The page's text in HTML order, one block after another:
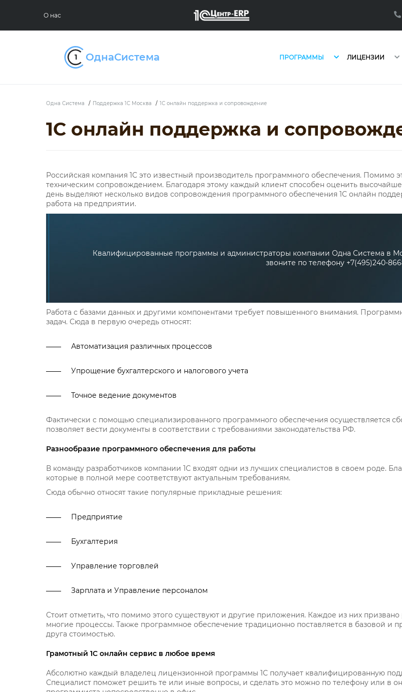
О нас
ПРОГРАММЫ ЛИЦЕНЗИИ
Одна Система / Поддержка 1С Москва / 1С онлайн поддержка и сопровождение
1С онлайн поддержка и
Российская компания 1С это известный производитель программного обеспечения. Помимо
техническим сопровождением. Благодаря этому каждый клиент способен оценить
день выделяют несколько видов сопровождения программного обеспечения 1С онлайн
работа на предприятии.
Квалифицированные программы и администраторы компании Одна Система в
звоните по телефону +7(495)240-
Работа с базами данных и другими компонентами требует повышенного внимания.
задач. Сюда в первую очередь относят:
Автоматизация различных процессов
Упрощение бухгалтерского и налогового учета
Точное ведение документов
Фактически с помощью специализированного программного обеспечения осуществляется
позволяет вести документы в соответствии с требованиями законодательства РФ.
Разнообразие программного обеспечения для работы
В команду разработчиков компании 1С входят одни из лучших специалистов в своем роде.
которые в полной мере соответствуют актуальным требованиям.
Сюда обычно относят такие популярные прикладные решения:
Предприятие
Бухгалтерия
Управление торговлей
Зарплата и Управление персоналом
Стоит отметить, что помимо этого существуют и другие приложения. Каждое из них
многие процессы. Также программное обеспечение традиционно поставляется в базовой и
друга стоимостью.
Грамотный 1С онлайн сервис в любое время
Абсолютно каждый владелец лицензионной программы 1С получает квалифицированную
Специалист поможет решить те или иные вопросы, и сделать это можно по телефону или в